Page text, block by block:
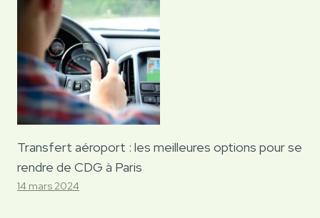
Transfert aéroport : les meilleures options pour se
rendre de CDG à Paris
14 mars 2024